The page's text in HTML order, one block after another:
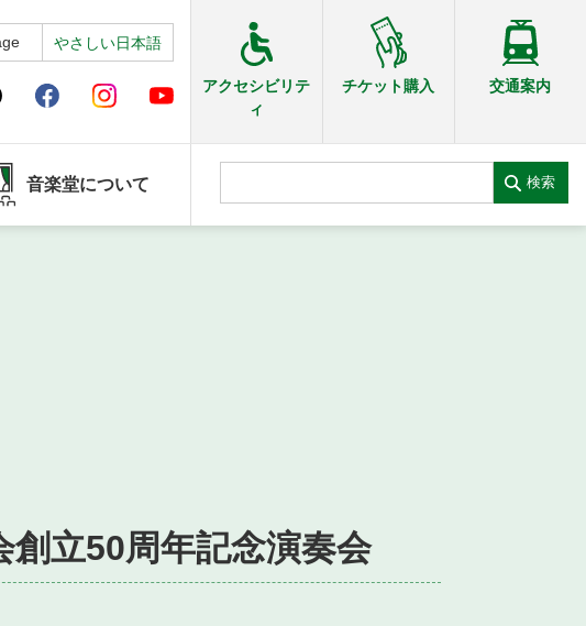
やさしい日本語
アクセシビリテ
ィ
チケット購入 交通案内
音楽堂について 検索
立50周年記念演奏会